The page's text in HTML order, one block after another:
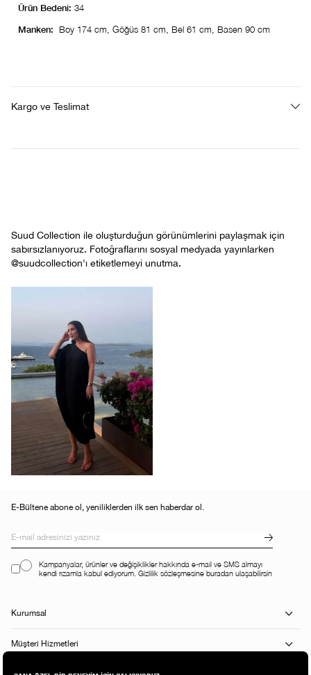
Ürün Bedeni: 34
Manken:
Boy 174 cm, Göğüs 81 cm, Bel 61 cm, Basen 90 cm
Kargo ve Teslimat
Suud Collection ile oluşturduğun görünümlerini paylaşmak için
sabırsızlanıyoruz. Fotoğraflarını sosyal medyada yayınlarken
@suudcollection'ı etiketlemeyi unutma.
E-Bültene abone ol, yeniliklerden ilk sen haberdar ol.
Kampanyalar, ürünler ve değişiklikler hakkında e-mail ve SMS almayı
kendi rızamla kabul ediyorum. Gizlilik sözleşmesine buradan ulaşabilirsin
Kurumsal
Müşteri Hizmetleri